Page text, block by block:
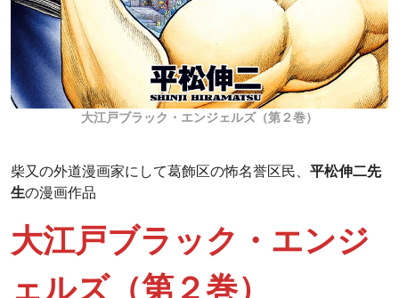
大江戸ブラック・エンジェルズ（第２巻）
柴又の外道漫画家にして葛飾区の怖名誉区民、 平松伸二先
生の漫画作品
大江戸ブラック・エンジ
ェルズ（第２巻）